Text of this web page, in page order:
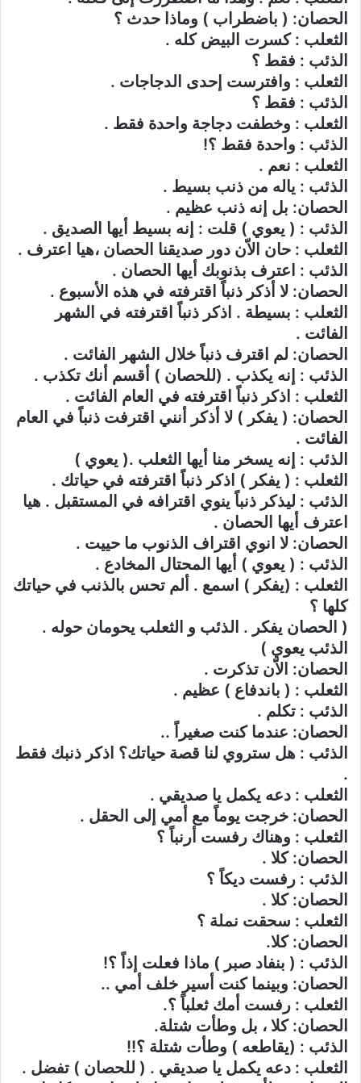
الحصان: ( باضطراب ) وماذا حدث ؟
الثعلب : كسرت البيض كله .
الذئب : فقط ؟
الثعلب : وافترست إحدى الدجاجات .
الذئب : فقط ؟
الثعلب : وخطفت دجاجة واحدة فقط .
الذئب : واحدة فقط ؟!
الثعلب : نعم .
الذئب : ياله من ذنب بسيط .
الحصان: بل إنه ذنب عظيم .
الذئب : ( يعوي ) قلت : إنه بسيط أيها الصديق .
الثعلب : حان الاّن دور صديقنا الحصان ،هيا اعترف .
الذئب : اعترف بذنوبك أيها الحصان .
الحصان: لا أذكر ذنباً اقترفته في هذه الأسبوع .
الثعلب : بسيطة . اذكر ذنباً اقترفته في الشهر
الفائت .
الحصان: لم اقترف ذنباً خلال الشهر الفائت .
الذئب : إنه يكذب . (للحصان ) أقسم أنك تكذب .
الثعلب : اذكر ذنباً اقترفته في العام الفائت .
الحصان: ( يفكر ) لا أذكر أنني اقترفت ذنباً في العام
الفائت .
الذئب : إنه يسخر منا أيها الثعلب .( يعوي )
الثعلب : ( يفكر ) اذكر ذنباً اقترفته في حياتك .
الذئب : ليذكر ذنباً ينوي اقترافه في المستقبل . هيا
اعترف أيها الحصان .
الحصان: لا انوي اقتراف الذنوب ما حييت .
الذئب : ( يعوي ) أيها المحتال المخادع .
الثعلب : (يفكر ) اسمع . ألم تحس بالذنب في حياتك
كلها ؟
( الحصان يفكر . الذئب و الثعلب يحومان حوله .
الذئب يعوي )
الحصان: الاّن تذكرت .
الثعلب : ( باندفاع ) عظيم .
الذئب : تكلم .
الحصان: عندما كنت صغيراً ..
الذئب : هل ستروي لنا قصة حياتك؟ اذكر ذنبك فقط
.
الثعلب : دعه يكمل يا صديقي .
الحصان: خرجت يوماً مع أمي إلى الحقل .
الثعلب : وهناك رفست أرنباً ؟
الحصان: كلا .
الذئب : رفست ديكاً ؟
الحصان: كلا .
الثعلب : سحقت نملة ؟
الحصان: كلا.
الذئب : ( بنفاد صبر ) ماذا فعلت إذاً ؟!
الحصان: وبينما كنت أسير خلف أمي ..
الثعلب : رفست أمك ثعلباً ؟.
الحصان: كلا ، بل وطأت شتلة.
الذئب : (يقاطعه ) وطأت شتلة ؟!!
الثعلب : دعه يكمل يا صديقي . ( للحصان ) تفضل .